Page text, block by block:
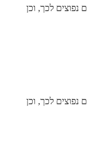
לכך, וכן
לכך, וכן